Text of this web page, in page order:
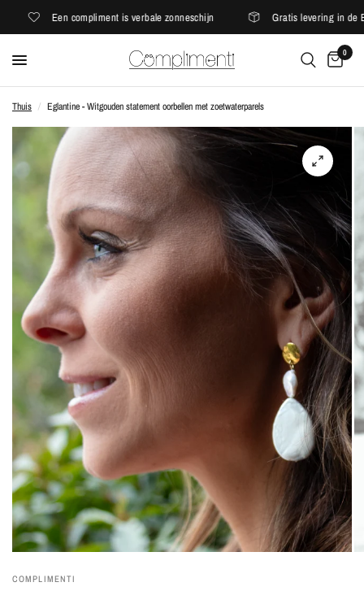
Een compliment is verbale zonneschijn Gratis levering in de EU
0
Thuis / Eglantine - Witgouden statement oorbellen met zoetwaterparels
COMPLIMENTI